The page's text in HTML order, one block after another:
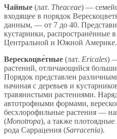
Чайные (лат. Theaceae) —
входящее в порядок
данным, — от 7 до 40.
кустарники, распространённые
Центральной и Южной Америке.
Верескоцве́тные (лат. Ericales)
растений, отличающийся
Порядок представлен
начиная с деревьев и
травянистыми растениями.
автотрофными формами,
бесхлорофильные растения —
(Monotropa), а также
рода Саррацения (Sarracenia).